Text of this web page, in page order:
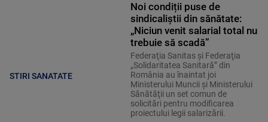
STIRI SANATATE
Noi condiții puse de
sindicaliștii din sănătate:
„Niciun venit salarial total nu
trebuie să scadă”
Federaţia Sanitas şi Federaţia
„Solidaritatea Sanitară” din
România au înaintat joi
Ministerului Muncii şi Ministerului
Sănătăţii un set comun de
solicitări pentru modificarea
proiectului legii salarizării.